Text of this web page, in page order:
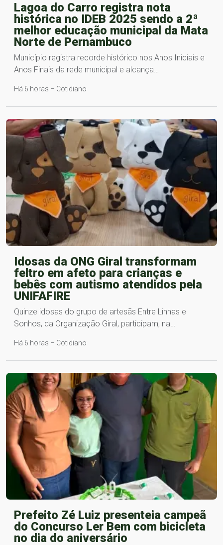
Lagoa do Carro registra nota
histórica no IDEB 2025 sendo a 2ª
melhor educação municipal da Mata
Norte de Pernambuco
Município registra recorde histórico nos Anos Iniciais e
Anos Finais da rede municipal e alcança…
Há 6 horas – Cotidiano
Idosas da ONG Giral transformam
feltro em afeto para crianças e
bebês com autismo atendidos pela
UNIFAFIRE
Quinze idosas do grupo de artesãs Entre Linhas e
Sonhos, da Organização Giral, participam, na…
Há 6 horas – Cotidiano
Prefeito Zé Luiz presenteia campeã
do Concurso Ler Bem com bicicleta
no dia do aniversário